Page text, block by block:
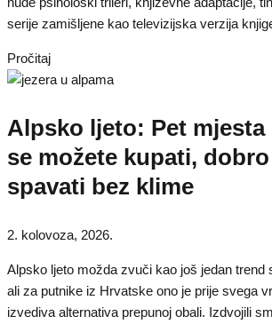
serije zamišljene kao televizijska verzija
Pročitaj
Alpsko ljeto: Pet mjesta
se možete kupati,
spavati bez klime
2. kolovoza, 2026.
Alpsko ljeto možda zvuči kao još jedan trend
ali za putnike iz Hrvatske ono je prije svega
izvediva alternativa prepunoj obali. Izdvojili